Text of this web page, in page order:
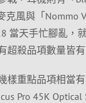
克風與「Nommo
當天手忙腳亂，
超殺品項數量皆
樣重點品項相當
Pro 45K